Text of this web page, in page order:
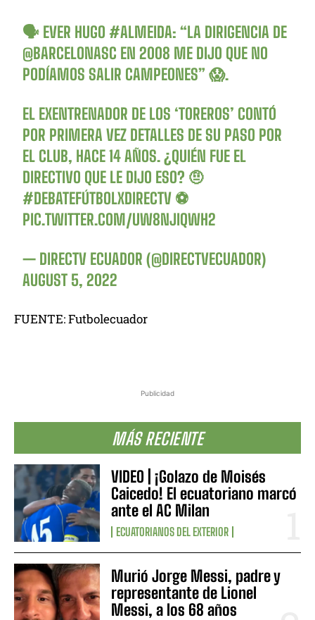
Publicidad
MÁS RECIENTE
VIDEO | ¡Golazo de Moisés
Caicedo! El ecuatoriano marcó
ante el AC Milan
ECUATORIANOS DEL EXTERIOR
Murió Jorge Messi, padre y
representante de Lionel
Messi, a los 68 años
🗣 EVER HUGO#ALMEIDA: “LA DIRIGENCIA DE
@BARCELONASC EN 2008 ME DIJO QUE NO
PODÍAMOS SALIR CAMPEONES” 😱.
EL EXENTRENADOR DE LOS ‘TOREROS’ CONTÓ
POR PRIMERA VEZ DETALLES DE SU PASO POR
EL CLUB, HACE 14 AÑOS. ¿QUIÉN FUE EL
DIRECTIVO QUE LE DIJO ESO? 🤨
#DEBATEFÚTBOLXDIRECTV ⚽️
PIC.TWITTER.COM/UW8NJIQWH2
— DIRECTV ECUADOR (@DIRECTVECUADOR)
AUGUST 5, 2022
FUENTE: Futbolecuador